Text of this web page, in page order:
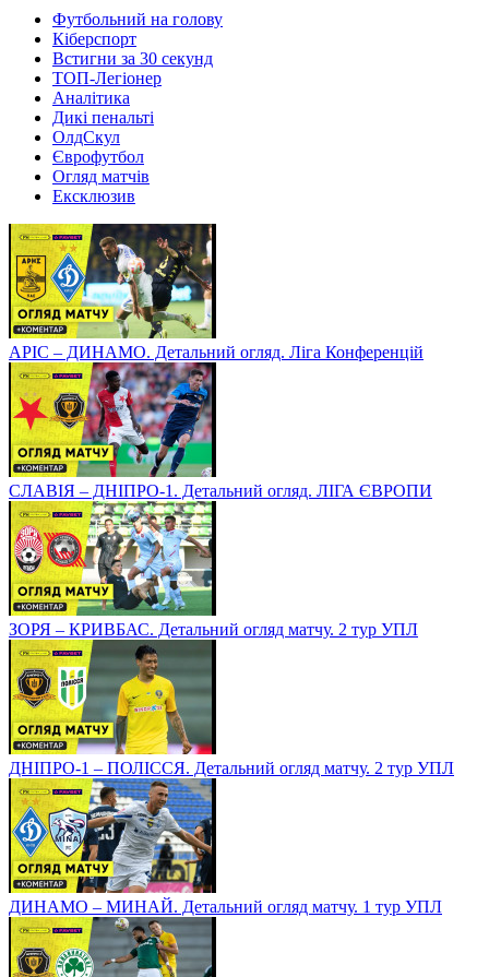
Футбольний на голову
Кіберспорт
Встигни за 30 секунд
ТОП-Легіонер
Аналітика
Дикі пенальті
ОлдСкул
Єврофутбол
Огляд матчів
Ексклюзив
АРІС – ДИНАМО. Детальний огляд. Ліга Конференцій
СЛАВІЯ – ДНІПРО-1. Детальний огляд. ЛІГА ЄВРОПИ
ЗОРЯ – КРИВБАС. Детальний огляд матчу. 2 тур УПЛ
ДНІПРО-1 – ПОЛІССЯ. Детальний огляд матчу. 2 тур УПЛ
ДИНАМО – МИНАЙ. Детальний огляд матчу. 1 тур УПЛ